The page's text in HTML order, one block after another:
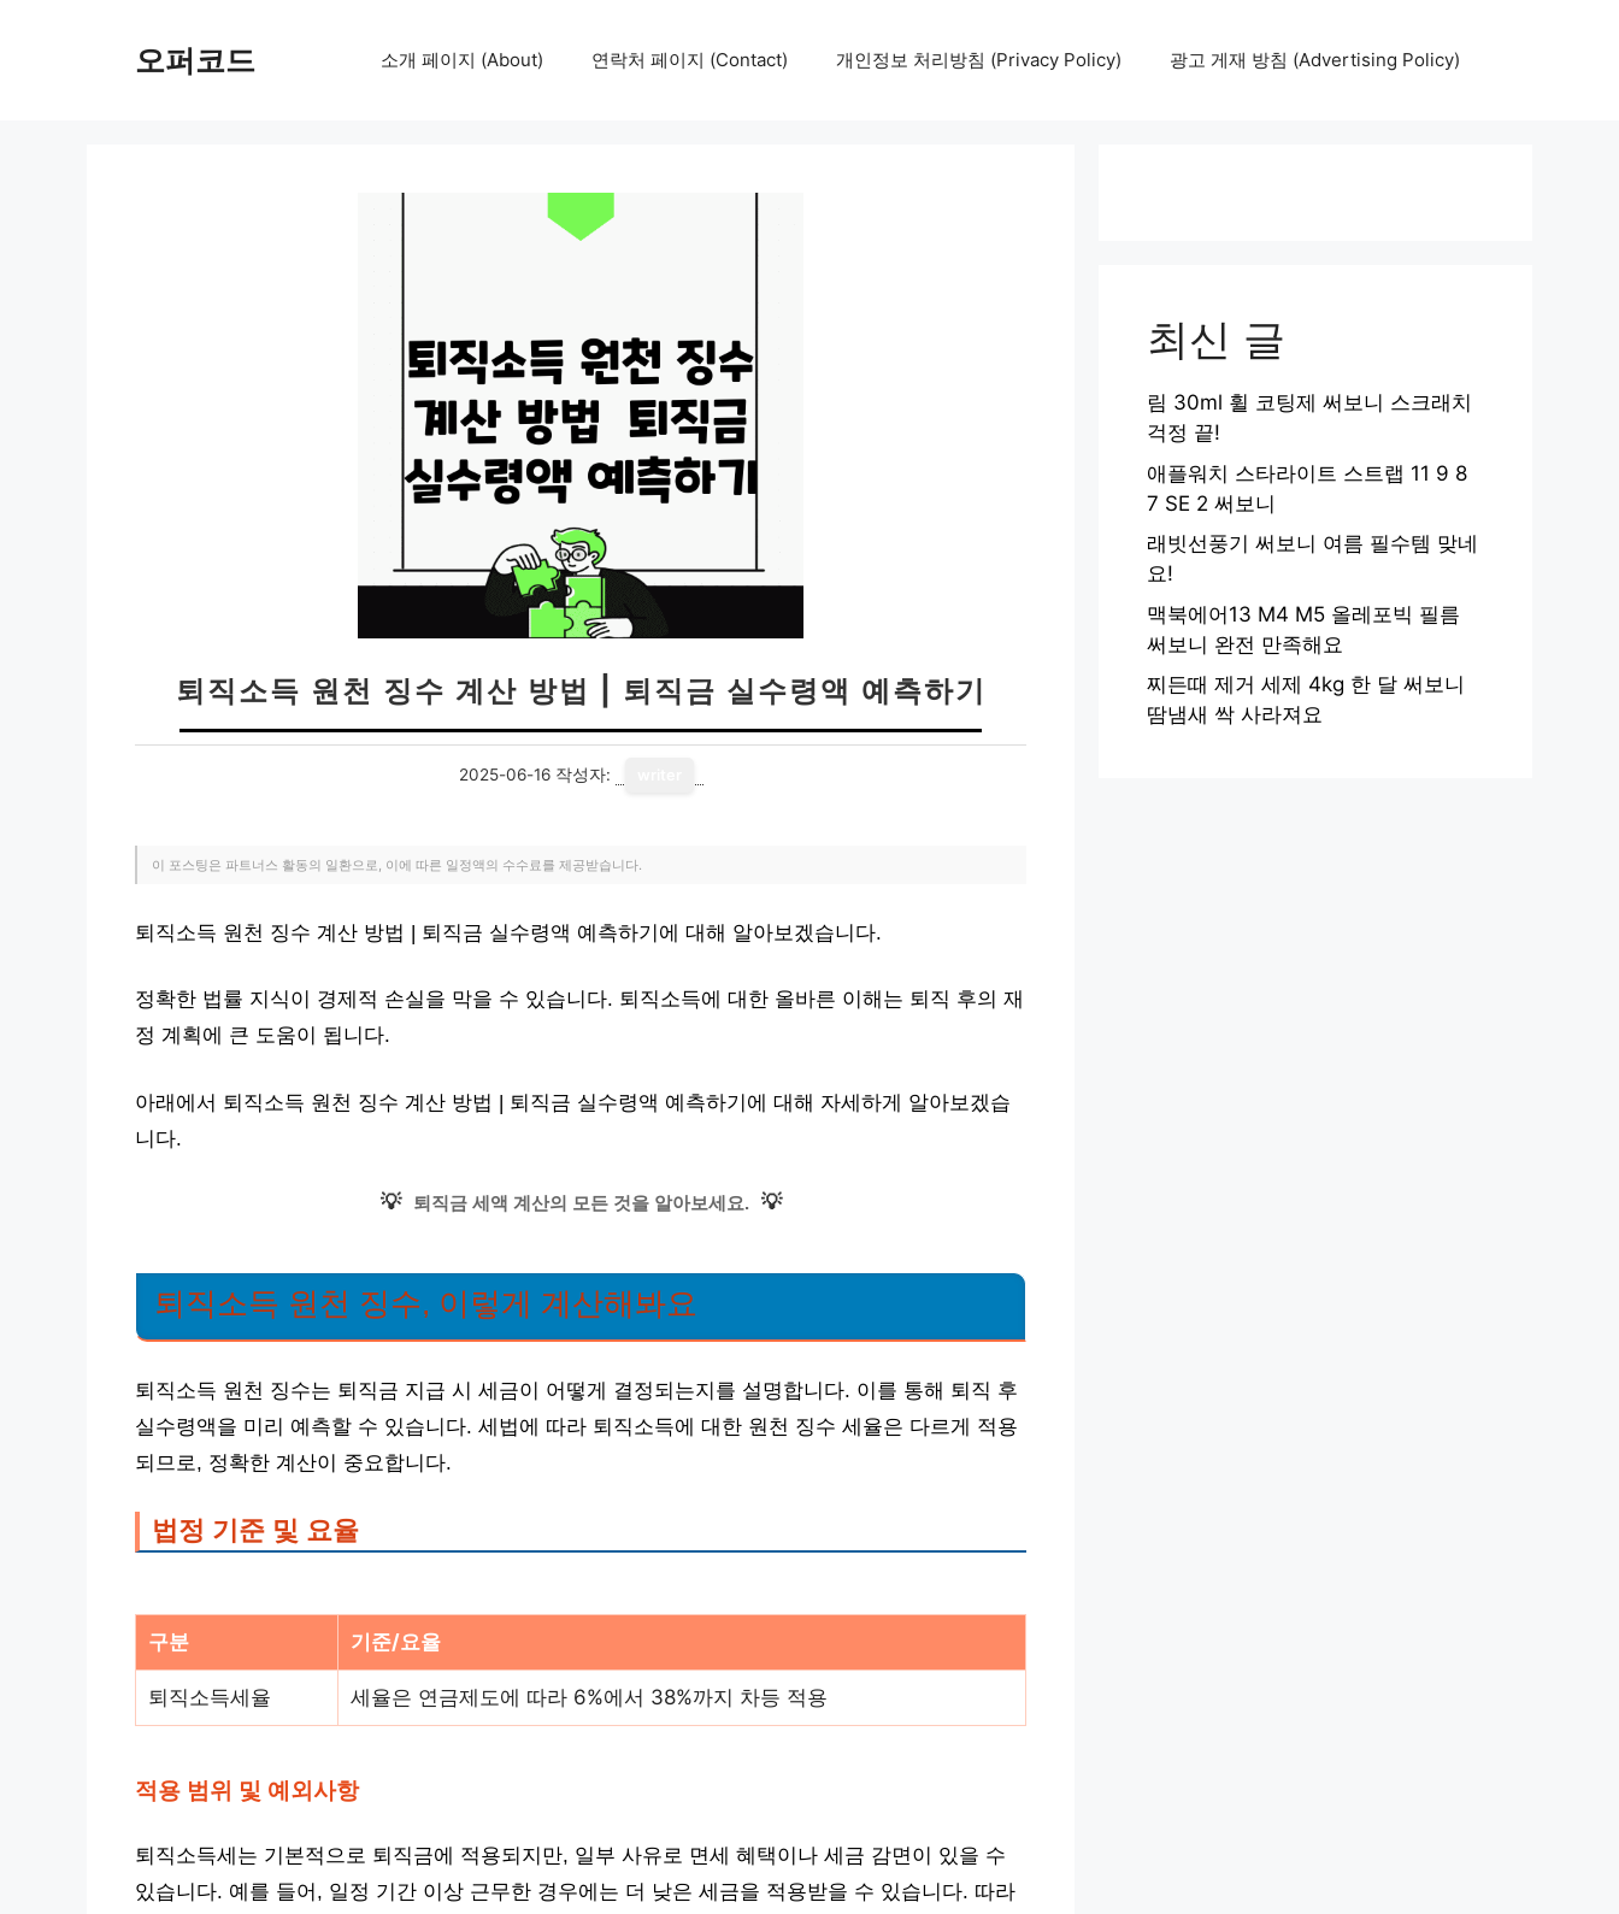
오퍼코드 소개 페이지 (About) 연락처 페이지 (Contact) 개인정보 처리방침 (Privacy Policy) 광고 게재 방침 (Advertising Policy)
퇴직소득 원천 징수 계산 방법 | 퇴직금 실수령액 예측하기
2025-06-16 작성자:
이 포스팅은 파트너스 활동의 일환으로, 이에 따른 일정액의 수수료를 제공받습니다.
퇴직소득 원천 징수 계산 방법 | 퇴직금 실수령액 예측하기에 대해 알아보겠습니다.
정확한 법률 지식이 경제적 손실을 막을 수 있습니다. 퇴직소득에 대한 올바른 이해는 퇴직 후의 재
정 계획에 큰 도움이 됩니다.
아래에서 퇴직소득 원천 징수 계산 방법 | 퇴직금 실수령액 예측하기에 대해 자세하게 알아보겠습
니다.
💡 퇴직금 세액 계산의 모든 것을 알아보세요. 💡
퇴직소득 원천 징수, 이렇게 계산해봐요
퇴직소득 원천 징수는 퇴직금 지급 시 세금이 어떻게 결정되는지를 설명합니다. 이를 통해 퇴직 후
실수령액을 미리 예측할 수 있습니다. 세법에 따라 퇴직소득에 대한 원천 징수 세율은 다르게 적용
되므로, 정확한 계산이 중요합니다.
법정 기준 및 요율
구분 기준/요율
퇴직소득세율 세율은 연금제도에 따라 6%에서 38%까지 차등 적용
적용 범위 및 예외사항
퇴직소득세는 기본적으로 퇴직금에 적용되지만, 일부 사유로 면세 혜택이나 세금 감면이 있을 수
있습니다. 예를 들어, 일정 기간 이상 근무한 경우에는 더 낮은 세금을 적용받을 수 있습니다. 따라
최신 글
림 30ml 휠 코팅제 써보니 스크래치
걱정 끝!
애플워치 스타라이트 스트랩 11 9 8
7 SE 2 써보니
래빗선풍기 써보니 여름 필수템 맞네
요!
맥북에어13 M4 M5 올레포빅 필름
써보니 완전 만족해요
찌든때 제거 세제 4kg 한 달 써보니
땀냄새 싹 사라져요